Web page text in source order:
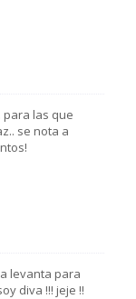
para las que
se nota a
levanta para
diva !!! jeje !!